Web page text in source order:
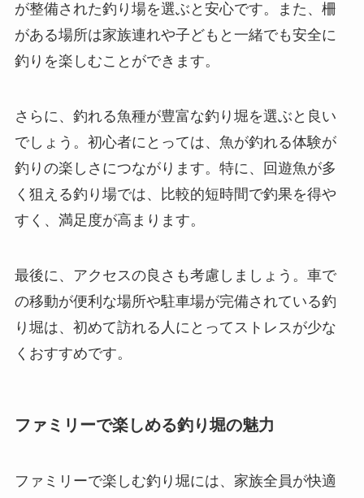
が整備された釣り場を選ぶと安心です。また、柵
がある場所は家族連れや子どもと一緒でも安全に
釣りを楽しむことができます。
さらに、釣れる魚種が豊富な釣り堀を選ぶと良い
でしょう。初心者にとっては、魚が釣れる体験が
釣りの楽しさにつながります。特に、回遊魚が多
く狙える釣り場では、比較的短時間で釣果を得や
すく、満足度が高まります。
最後に、アクセスの良さも考慮しましょう。車で
の移動が便利な場所や駐車場が完備されている釣
り堀は、初めて訪れる人にとってストレスが少な
くおすすめです。
ファミリーで楽しめる釣り堀の魅力
ファミリーで楽しむ釣り堀には、家族全員が快適